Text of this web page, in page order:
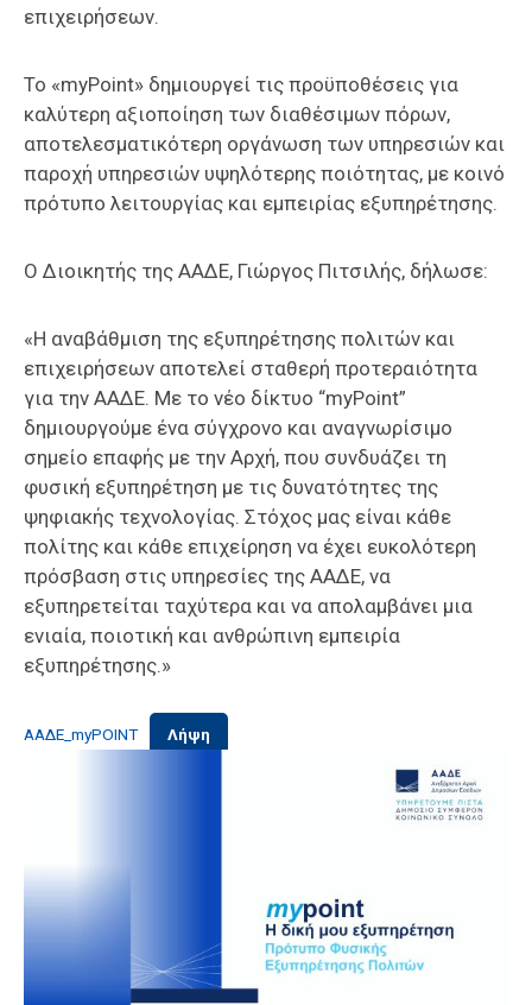
επιχειρήσεων.
Το «myPoint» δημιουργεί τις προϋποθέσεις για
καλύτερη αξιοποίηση των διαθέσιμων πόρων,
αποτελεσματικότερη οργάνωση των υπηρεσιών και
παροχή υπηρεσιών υψηλότερης ποιότητας, με κοινό
πρότυπο λειτουργίας και εμπειρίας εξυπηρέτησης.
Ο Διοικητής της ΑΑΔΕ, Γιώργος Πιτσιλής, δήλωσε:
«Η αναβάθμιση της εξυπηρέτησης πολιτών και
επιχειρήσεων αποτελεί σταθερή προτεραιότητα
για την ΑΑΔΕ. Με το νέο δίκτυο “myPoint”
δημιουργούμε ένα σύγχρονο και αναγνωρίσιμο
σημείο επαφής με την Αρχή, που συνδυάζει τη
φυσική εξυπηρέτηση με τις δυνατότητες της
ψηφιακής τεχνολογίας. Στόχος μας είναι κάθε
πολίτης και κάθε επιχείρηση να έχει ευκολότερη
πρόσβαση στις υπηρεσίες της ΑΑΔΕ, να
εξυπηρετείται ταχύτερα και να απολαμβάνει μια
ενιαία, ποιοτική και ανθρώπινη εμπειρία
εξυπηρέτησης.»
ΑΑΔΕ_myPOINT Λήψη